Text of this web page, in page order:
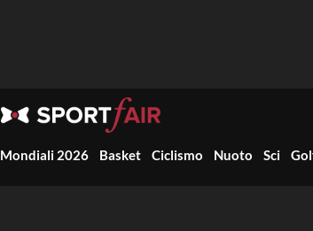
Mondiali 2026 Basket Ciclismo Nuoto Sci